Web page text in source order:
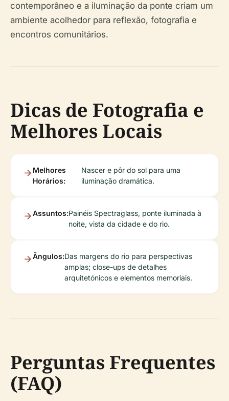
contemporâneo e a iluminação da ponte criam um
ambiente acolhedor para reflexão, fotografia e
encontros comunitários.
Dicas de Fotografia e
Melhores Locais
Melhores
Horários:
Nascer e pôr do sol para uma
iluminação dramática.
Assuntos:Painéis Spectraglass, ponte iluminada à
noite, vista da cidade e do rio.
Ângulos:Das margens do rio para perspectivas
amplas; close-ups de detalhes
arquitetónicos e elementos memoriais.
Perguntas Frequentes
(FAQ)